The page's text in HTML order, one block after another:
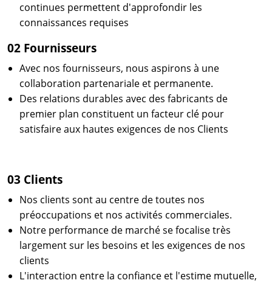
continues permettent d'approfondir les
connaissances requises
02 Fournisseurs
Avec nos fournisseurs, nous aspirons à une
collaboration partenariale et permanente.
Des relations durables avec des fabricants de
premier plan constituent un facteur clé pour
satisfaire aux hautes exigences de nos Clients
03 Clients
Nos clients sont au centre de toutes nos
préoccupations et nos activités commerciales.
Notre performance de marché se focalise très
largement sur les besoins et les exigences de nos
clients
L'interaction entre la confiance et l'estime mutuelle,